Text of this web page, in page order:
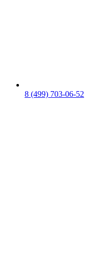
8 (499) 703-06-52